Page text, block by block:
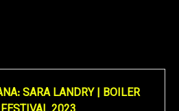
SARA LANDRY | BOILER